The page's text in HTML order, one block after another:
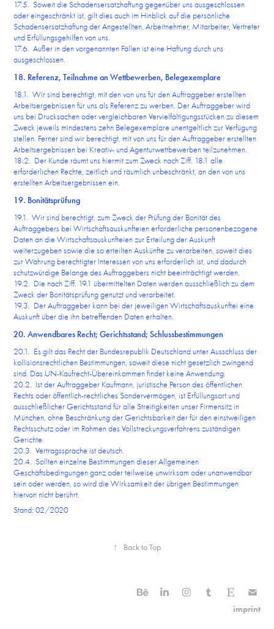
17.5. Soweit die Schadensersatzhaftung gegenüber uns ausgeschlossen
oder eingeschränkt ist, gilt dies auch im Hinblick auf die persönliche
Schadensersatzhaftung der Angestellten, Arbeitnehmer, Mitarbeiter, Vertreter
und Erfüllungsgehilfen von uns.
17.6. Außer in den vorgenannten Fällen ist eine Haftung durch uns
ausgeschlossen.
18. Referenz, Teilnahme an Wettbewerben, Belegexemplare
18.1. Wir sind berechtigt, mit den von uns für den Auftraggeber erstellten
Arbeitsergebnissen für uns als Referenz zu werben. Der Auftraggeber wird
uns bei Drucksachen oder vergleichbaren Vervielfältigungsstücken zu diesem
Zweck jeweils mindestens zehn Belegexemplare unentgeltlich zur Verfügung
stellen. Ferner sind wir berechtigt, mit von uns für den Auftraggeber erstellten
Arbeitsergebnissen bei Kreativ- und Agenturwettbewerben teilzunehmen.
18.2. Der Kunde räumt uns hiermit zum Zweck nach Ziff. 18.1 alle
erforderlichen Rechte, zeitlich und räumlich unbeschränkt, an den von uns
erstellten Arbeitsergebnissen ein.
19. Bonitätsprüfung
19.1. Wir sind berechtigt, zum Zweck der Prüfung der Bonität des
Auftraggebers bei Wirtschaftsauskunfteien erforderliche personenbezogene
Daten an die Wirtschaftsauskunfteien zur Erteilung der Auskunft
weiterzugeben sowie die so erteilten Auskünfte zu verarbeiten, soweit dies
zur Wahrung berechtigter Interessen von uns erforderlich ist, und dadurch
schutzwürdige Belange des Auftraggebers nicht beeinträchtigt werden.
19.2. Die nach Ziff. 19.1 übermittelten Daten werden ausschließlich zu dem
Zweck der Bonitätsprüfung genutzt und verarbeitet.
19.3. Der Auftraggeber kann bei der jeweiligen Wirtschaftsauskunftei eine
Auskunft über die ihn betreffenden Daten erhalten.
20. Anwendbares Recht; Gerichtsstand; Schlussbestimmungen
20.1. Es gilt das Recht der Bundesrepublik Deutschland unter Ausschluss der
kollisionsrechtlichen Bestimmungen, soweit diese nicht gesetzlich zwingend
sind. Das UN-Kaufrecht-Übereinkommen findet keine Anwendung.
20.2. Ist der Auftraggeber Kaufmann, juristische Person des öffentlichen
Rechts oder öffentlich-rechtliches Sondervermögen, ist Erfüllungsort und
ausschließlicher Gerichtsstand für alle Streitigkeiten unser Firmensitz in
München, ohne Beschränkung der Gerichtsbarkeit der für den einstweiligen
Rechtsschutz oder im Rahmen des Vollstreckungsverfahrens zuständigen
Gerichte.
20.3. Vertragssprache ist deutsch.
20.4. Sollten einzelne Bestimmungen dieser Allgemeinen
Geschäftsbedingungen ganz oder teilweise unwirksam oder unanwendbar
sein oder werden, so wird die Wirksamkeit der übrigen Bestimmungen
hiervon nicht berührt.
Stand: 02/2020
↑ Back to Top
imprint